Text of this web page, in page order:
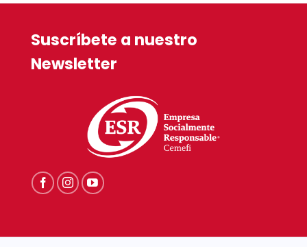
Suscríbete a nuestro
Newsletter